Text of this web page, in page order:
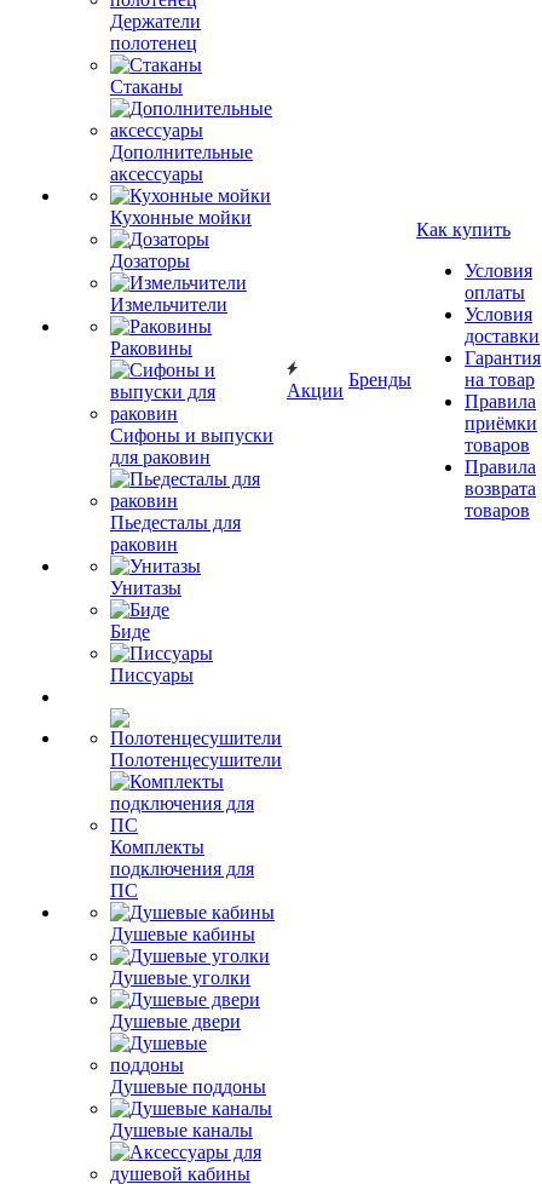
Держатели
полотенец
Стаканы
Дополнительные
аксессуары
Кухонные мойки
Дозаторы
Измельчители
Раковины
Сифоны и выпуски
для раковин
Пьедесталы для
раковин
Унитазы
Биде
Писсуары
Полотенцесушители
Комплекты
подключения для
ПС
Душевые кабины
Душевые уголки
Душевые двери
Душевые поддоны
Душевые каналы
Акции
Бренды
Как купить
Условия
оплаты
Условия
доставки
Гарантия
на товар
Правила
приёмки
товаров
Правила
возврата
товаров